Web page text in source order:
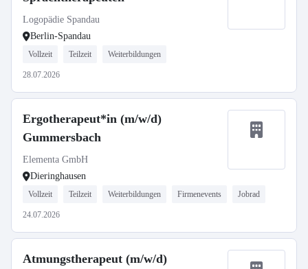
Logopädie Spandau
Berlin-Spandau
Vollzeit Teilzeit Weiterbildungen
28.07.2026
Ergotherapeut*in (m/w/d)
Gummersbach
Elementa GmbH
Dieringhausen
Vollzeit Teilzeit Weiterbildungen Firmenevents Jobrad
24.07.2026
Atmungstherapeut (m/w/d)